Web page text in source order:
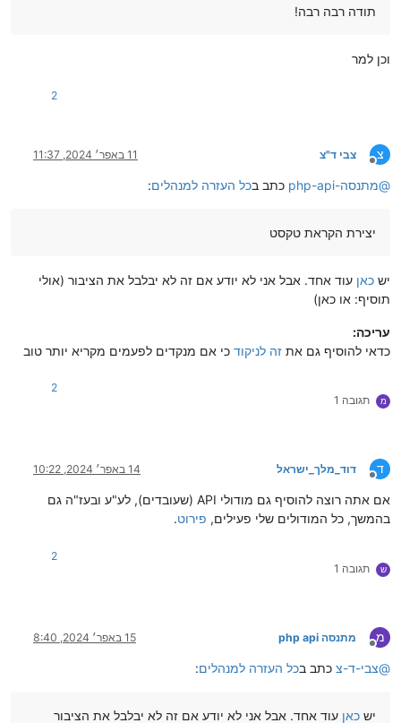
- להתקשר חכם" באמצעות הפלטפורמה של ימות המשיח פתרונות תקשורת.
לקראת חגי תשרי אנו מעלים שוב את מערכת המכירות המתקדמת בשוק.
קו לפתיחת מערכת אוטומטית לשיחות שלא נענו.
תודה רבה רבה!
וכן למר
2
צ
מנותק
צבי ד"צ 11 באפר׳ 2024, 11:37
@מתנסה-php-api כתב בכל העזרה למנהלים:
יצירת הקראת טקסט
יש כאן עוד אחד. אבל אני לא יודע אם זה לא יבלבל את הציבור (אולי
תוסיף: או כאן)
עריכה:
כדאי להוסיף גם את זה לניקוד כי אם מנקדים לפעמים מקריא יותר טוב
מ תגובה 1
2
ד
מנותק
דוד_מלך_ישראל 14 באפר׳ 2024, 10:22
אם אתה רוצה להוסיף גם מודולי API (שעובדים), לע"ע ובעז"ה גם
בהמשך, כל המודולים שלי פעילים, פירוט.
ש תגובה 1
2
מ
מנותק
מתנסה php api 15 באפר׳ 2024, 8:40
@צבי-ד-צ כתב בכל העזרה למנהלים:
יש כאן עוד אחד. אבל אני לא יודע אם זה לא יבלבל את הציבור